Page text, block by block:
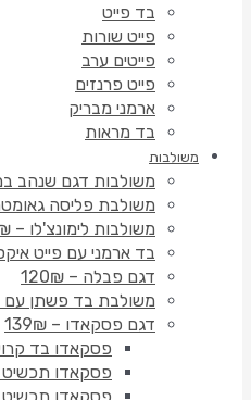
בד פייט
פייט שורות
פייטים ערב
פייט פרנזים
ארמני מבריק
בד מראות
משולבות
משולבות דגם שנהב
משולבת פליסה
משולבות לימונצ'לו – 120₪
בד ארמני עם פייט איקס –
דגם פבלה – 120₪
משולבת בד פשתן עם
דגם פסקאדו – 139₪
פסקאדו בד קרושה
פסקאדו